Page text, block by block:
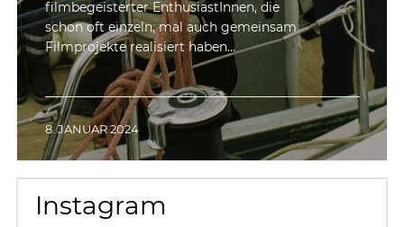
filmbegeisterter EnthusiastInnen, die
schon oft einzeln, mal auch gemeinsam
Filmprojekte realisiert haben…
8. JANUAR 2024
Instagram